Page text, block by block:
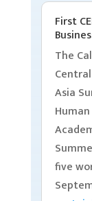
First
The
Asia
five